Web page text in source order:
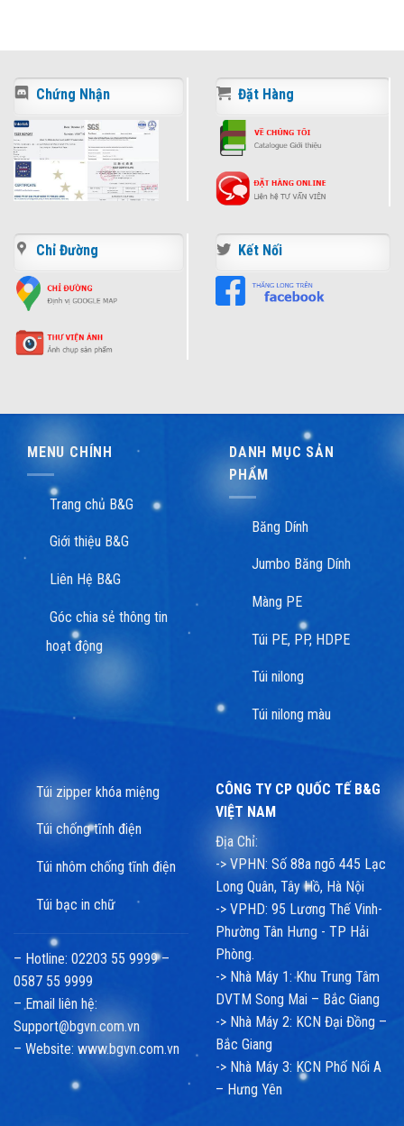
Chứng Nhận Đặt Hàng
Chỉ Đường Kết Nối
MENU CHÍNH
Trang chủ B&G
Giới thiệu B&G
Liên Hệ B&G
Góc chia sẻ thông tin
hoạt động
DANH MỤC SẢN
PHẨM
Băng Dính
Jumbo Băng Dính
Màng PE
Túi PE, PP, HDPE
Túi nilong
Túi nilong màu
Túi zipper khóa miệng
Túi chống tĩnh điện
Túi nhôm chống tĩnh điện
Túi bạc in chữ
– Hotline: 02203 55 9999 –
0587 55 9999
– Email liên hệ:
Support@bgvn.com.vn
– Website: www.bgvn.com.vn
CÔNG TY CP QUỐC TẾ B&G
VIỆT NAM
Địa Chỉ:
-> VPHN: Số 88a ngõ 445 Lạc
Long Quân, Tây Hồ, Hà Nội
-> VPHD: 95 Lương Thế Vinh-
Phường Tân Hưng - TP Hải
Phòng.
-> Nhà Máy 1: Khu Trung Tâm
DVTM Song Mai – Bắc Giang
-> Nhà Máy 2: KCN Đại Đồng –
Bắc Giang
-> Nhà Máy 3: KCN Phố Nối A
– Hưng Yên